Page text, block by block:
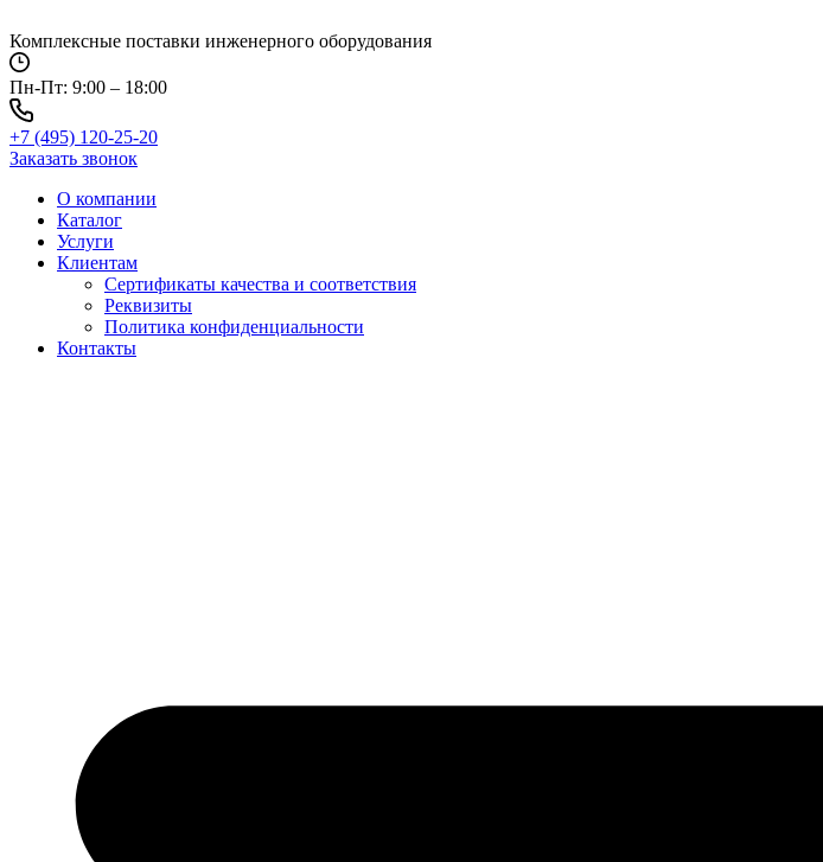
к
содержимому
Комплексные поставки инженерного оборудования
Пн-Пт: 9:00 – 18:00
+7 (495) 120-25-20
Заказать звонок
О компании
Каталог
Услуги
Клиентам
Сертификаты качества и соответствия
Реквизиты
Политика конфиден­циальности
Контакты